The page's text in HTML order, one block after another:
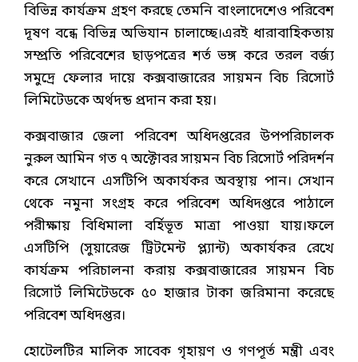
বিভিন্ন কার্যক্রম গ্রহণ করছে তেমনি বাংলাদেশেও পরিবেশ
দূষণ বন্ধে বিভিন্ন অভিযান চালাচ্ছে।এরই ধারাবাহিকতায়
সম্প্রতি পরিবেশের ছাড়পত্রের শর্ত ভঙ্গ করে তরল বর্জ্য
সমুদ্রে ফেলার দায়ে কক্সবাজারের সায়মন বিচ রিসোর্ট
লিমিটেডকে অর্থদন্ড প্রদান করা হয়।
কক্সবাজার জেলা পরিবেশ অধিদপ্তরের উপপরিচালক
নুরুল আমিন গত ৭ অক্টোবর সায়মন বিচ রিসোর্ট পরিদর্শন
করে সেখানে এসটিপি অকার্যকর অবস্থায় পান। সেখান
থেকে নমুনা সংগ্রহ করে পরিবেশ অধিদপ্তরে পাঠালে
পরীক্ষায় বিধিমালা বর্হিভূত মাত্রা পাওয়া যায়।ফলে
এসটিপি (সুয়ারেজ ট্রিটমেন্ট প্ল্যান্ট) অকার্যকর রেখে
কার্যক্রম পরিচালনা করায় কক্সবাজারের সায়মন বিচ
রিসোর্ট লিমিটেডকে ৫০ হাজার টাকা জরিমানা করেছে
পরিবেশ অধিদপ্তর।
হোটেলটির মালিক সাবেক গৃহায়ণ ও গণপূর্ত মন্ত্রী এবং